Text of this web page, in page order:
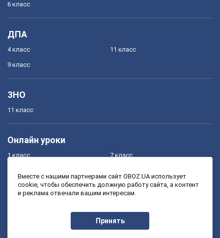
6 класс
ДПА
4 класс
9 класс
11 класс
ЗНО
11 класс
Онлайн уроки
1 класс
3 класс
7 класс
9 класс
Вместе с нашими партнерами сайт OBOZ.UA использует
cookie, чтобы обеспечить должную работу сайта, а контент
и реклама отвечали вашим интересам.
Принять